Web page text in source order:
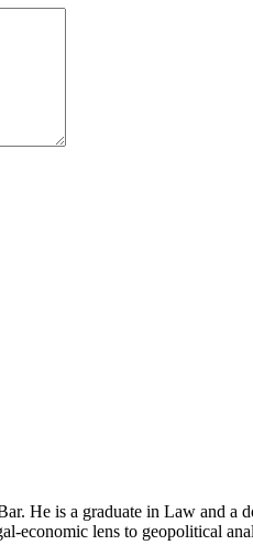
He is a graduate in Law and
economic lens to geopolitical